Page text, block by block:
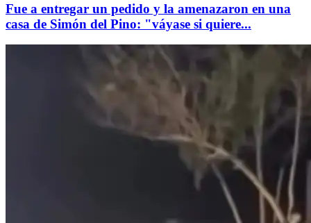
Fue a entregar un pedido y la amenazaron en una
casa de Simón del Pino: "váyase si quiere...